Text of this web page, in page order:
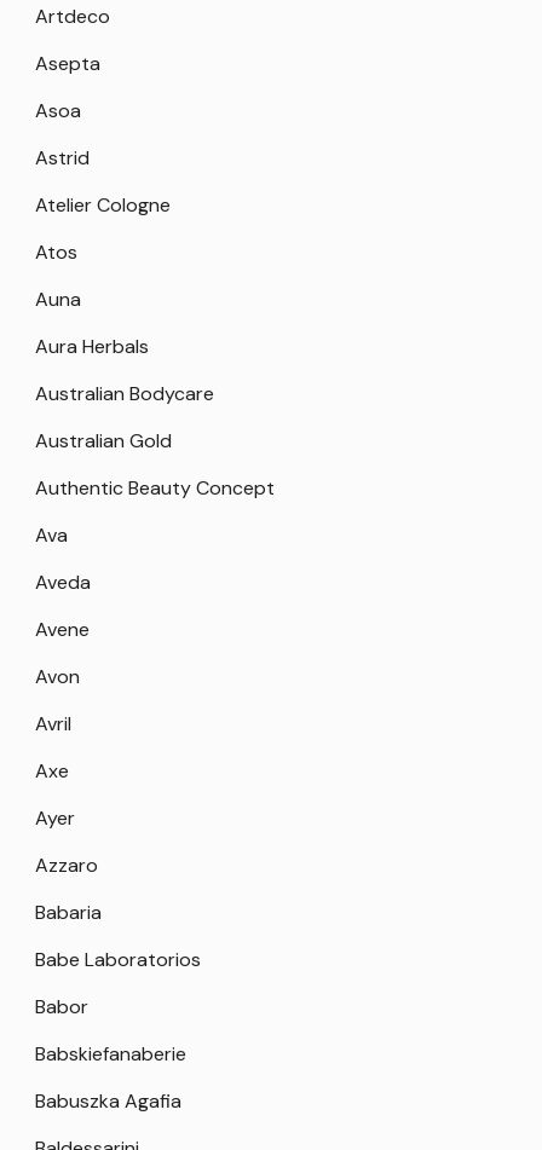
Artdeco
Asepta
Asoa
Astrid
Atelier Cologne
Atos
Auna
Aura Herbals
Australian Bodycare
Australian Gold
Authentic Beauty Concept
Ava
Aveda
Avene
Avon
Avril
Axe
Ayer
Azzaro
Babaria
Babe Laboratorios
Babor
Babskiefanaberie
Babuszka Agafia